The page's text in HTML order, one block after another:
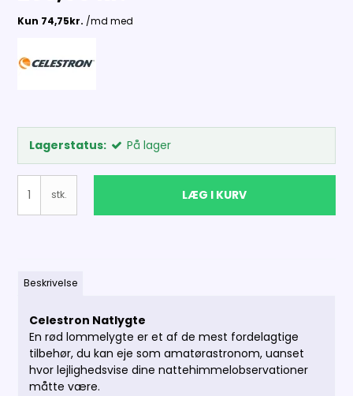
Lagerstatus: På lager
stk. LÆG I KURV
Beskrivelse
Celestron Natlygte
En rød lommelygte er et af de mest fordelagtige
tilbehør, du kan eje som amatørastronom, uanset
hvor lejlighedsvise dine nattehimmelobservationer
måtte være.